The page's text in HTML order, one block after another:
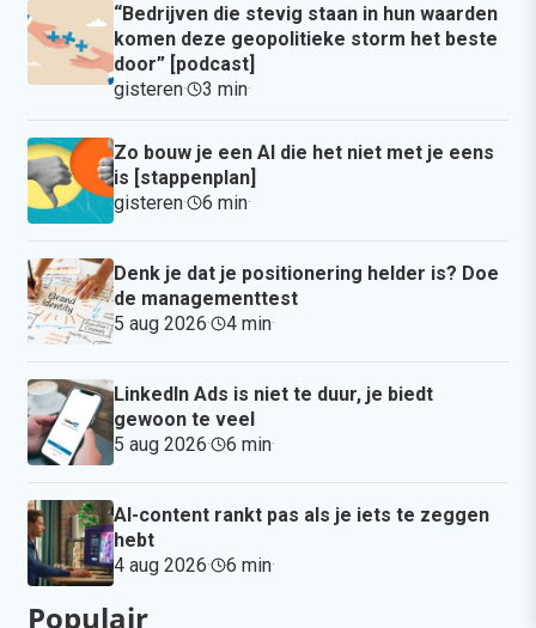
“Bedrijven die stevig staan in hun waarden
komen deze geopolitieke storm het beste
door” [podcast]
gisteren· 3 min·
Zo bouw je een AI die het niet met je eens
is [stappenplan]
gisteren· 6 min·
Denk je dat je positionering helder is? Doe
de managementtest
5 aug 2026· 4 min·
LinkedIn Ads is niet te duur, je biedt
gewoon te veel
5 aug 2026· 6 min·
AI-content rankt pas als je iets te zeggen
hebt
4 aug 2026· 6 min·
Populair